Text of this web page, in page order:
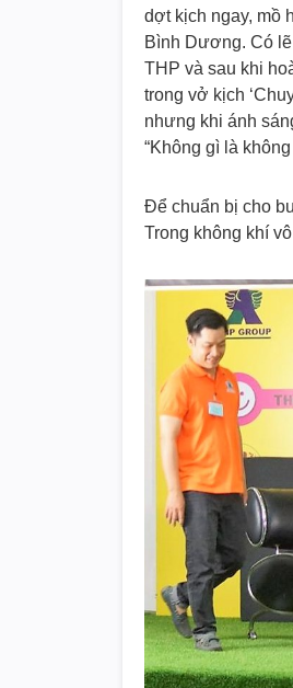
dợt kịch ngay, mồ
Bình Dương. Có
THP và sau khi
trong vở kịch
nhưng khi ánh
“Không gì là không
Để chuẩn bị cho
Trong không khí